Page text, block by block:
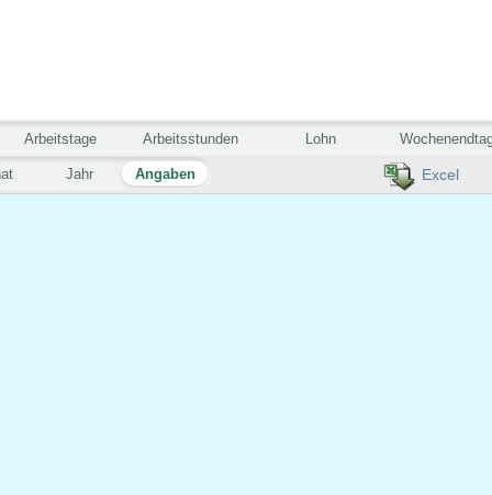
Excel
Jahr Angaben
Arbeitstage Arbeitsstunden Lohn